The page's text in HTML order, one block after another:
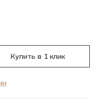
Купить в 1 клик